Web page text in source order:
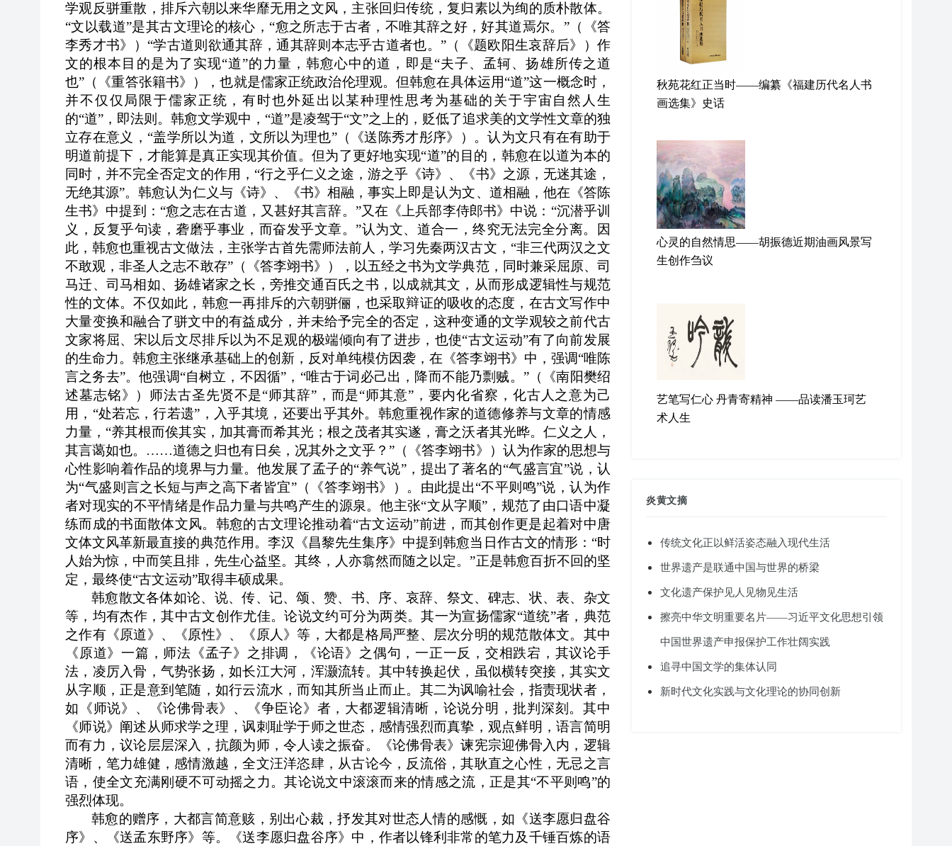
学观反骈重散，排斥六朝以来华靡无用之文风，主张回归传统，复归素以为绚的质朴散体。
“文以载道”是其古文理论的核心，“愈之所志于古者，不唯其辞之好，好其道焉尔。”（《答
李秀才书》）“学古道则欲通其辞，通其辞则本志乎古道者也。”（《题欧阳生哀辞后》）作
文的根本目的是为了实现“道”的力量，韩愈心中的道，即是“夫子、孟轲、扬雄所传之道
也”（《重答张籍书》），也就是儒家正统政治伦理观。但韩愈在具体运用“道”这一概念时，
并不仅仅局限于儒家正统，有时也外延出以某种理性思考为基础的关于宇宙自然人生
的“道”，即法则。韩愈文学观中，“道”是凌驾于“文”之上的，贬低了追求美的文学性文章的独
立存在意义，“盖学所以为道，文所以为理也”（《送陈秀才彤序》）。认为文只有在有助于
明道前提下，才能算是真正实现其价值。但为了更好地实现“道”的目的，韩愈在以道为本的
同时，并不完全否定文的作用，“行之乎仁义之途，游之乎《诗》、《书》之源，无迷其途，
无绝其源”。韩愈认为仁义与《诗》、《书》相融，事实上即是认为文、道相融，他在《答陈
生书》中提到：“愈之志在古道，又甚好其言辞。”又在《上兵部李侍郎书》中说：“沉潜乎训
义，反复乎句读，砻磨乎事业，而奋发乎文章。”认为文、道合一，终究无法完全分离。因
此，韩愈也重视古文做法，主张学古首先需师法前人，学习先秦两汉古文，“非三代两汉之文
不敢观，非圣人之志不敢存”（《答李翊书》），以五经之书为文学典范，同时兼采屈原、司
马迁、司马相如、扬雄诸家之长，旁推交通百氏之书，以成就其文，从而形成逻辑性与规范
性的文体。不仅如此，韩愈一再排斥的六朝骈俪，也采取辩证的吸收的态度，在古文写作中
大量变换和融合了骈文中的有益成分，并未给予完全的否定，这种变通的文学观较之前代古
文家将屈、宋以后文尽排斥以为不足观的极端倾向有了进步，也使“古文运动”有了向前发展
的生命力。韩愈主张继承基础上的创新，反对单纯模仿因袭，在《答李翊书》中，强调“唯陈
言之务去”。他强调“自树立，不因循”，“唯古于词必己出，降而不能乃剽贼。”（《南阳樊绍
述墓志铭》）师法古圣先贤不是“师其辞”，而是“师其意”，要内化省察，化古人之意为己
用，“处若忘，行若遗”，入乎其境，还要出乎其外。韩愈重视作家的道德修养与文章的情感
力量，“养其根而俟其实，加其膏而希其光；根之茂者其实遂，膏之沃者其光晔。仁义之人，
其言蔼如也。……道德之归也有日矣，况其外之文乎？”（《答李翊书》）认为作家的思想与
心性影响着作品的境界与力量。他发展了孟子的“养气说”，提出了著名的“气盛言宜”说，认
为“气盛则言之长短与声之高下者皆宜”（《答李翊书》）。由此提出“不平则鸣”说，认为作
者对现实的不平情绪是作品力量与共鸣产生的源泉。他主张“文从字顺”，规范了由口语中凝
练而成的书面散体文风。韩愈的古文理论推动着“古文运动”前进，而其创作更是起着对中唐
文体文风革新最直接的典范作用。李汉《昌黎先生集序》中提到韩愈当日作古文的情形：“时
人始为惊，中而笑且排，先生心益坚。其终，人亦翕然而随之以定。”正是韩愈百折不回的坚
定，最终使“古文运动”取得丰硕成果。
韩愈散文各体如论、说、传、记、颂、赞、书、序、哀辞、祭文、碑志、状、表、杂文
等，均有杰作，其中古文创作尤佳。论说文约可分为两类。其一为宣扬儒家“道统”者，典范
之作有《原道》、《原性》、《原人》等，大都是格局严整、层次分明的规范散体文。其中
《原道》一篇，师法《孟子》之排调，《论语》之偶句，一正一反，交相跌宕，其议论手
法，凌厉入骨，气势张扬，如长江大河，浑灏流转。其中转换起伏，虽似横转突接，其实文
从字顺，正是意到笔随，如行云流水，而知其所当止而止。其二为讽喻社会，指责现状者，
如《师说》、《论佛骨表》、《争臣论》者，大都逻辑清晰，论说分明，批判深刻。其中
《师说》阐述从师求学之理，讽刺耻学于师之世态，感情强烈而真挚，观点鲜明，语言简明
而有力，议论层层深入，抗颜为师，令人读之振奋。《论佛骨表》谏宪宗迎佛骨入内，逻辑
清晰，笔力雄健，感情激越，全文汪洋恣肆，从古论今，反流俗，其耿直之心性，无忌之言
语，使全文充满刚硬不可动摇之力。其论说文中滚滚而来的情感之流，正是其“不平则鸣”的
强烈体现。
韩愈的赠序，大都言简意赅，别出心裁，抒发其对世态人情的感慨，如《送李愿归盘谷
序》、《送孟东野序》等。《送李愿归盘谷序》中，作者以锋利非常的笔力及千锤百炼的语
秋苑花红正当时——编纂《福建历代名人书
画选集》史话
心灵的自然情思——胡振德近期油画风景写
生创作刍议
艺笔写仁心 丹青寄精神 ——品读潘玉珂艺
术人生
炎黄文摘
传统文化正以鲜活姿态融入现代生活
世界遗产是联通中国与世界的桥梁
文化遗产保护见人见物见生活
擦亮中华文明重要名片——习近平文化思想引领
中国世界遗产申报保护工作壮阔实践
追寻中国文学的集体认同
新时代文化实践与文化理论的协同创新